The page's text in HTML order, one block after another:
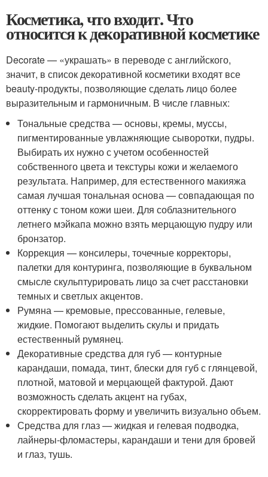
Косметика, что входит. Что
относится к декоративной косметике
Decorate — «украшать» в переводе с английского,
значит, в список декоративной косметики входят все
beauty-продукты, позволяющие сделать лицо более
выразительным и гармоничным. В числе главных:
Тональные средства — основы, кремы, муссы,
пигментированные увлажняющие сыворотки, пудры.
Выбирать их нужно с учетом особенностей
собственного цвета и текстуры кожи и желаемого
результата. Например, для естественного макияжа
самая лучшая тональная основа — совпадающая по
оттенку с тоном кожи шеи. Для соблазнительного
летнего мэйкапа можно взять мерцающую пудру или
бронзатор.
Коррекция — консилеры, точечные корректоры,
палетки для контуринга, позволяющие в буквальном
смысле скульптурировать лицо за счет расстановки
темных и светлых акцентов.
Румяна — кремовые, прессованные, гелевые,
жидкие. Помогают выделить скулы и придать
естественный румянец.
Декоративные средства для губ — контурные
карандаши, помада, тинт, блески для губ с глянцевой,
плотной, матовой и мерцающей фактурой. Дают
возможность сделать акцент на губах,
скорректировать форму и увеличить визуально объем.
Средства для глаз — жидкая и гелевая подводка,
лайнеры-фломастеры, карандаши и тени для бровей
и глаз, тушь.